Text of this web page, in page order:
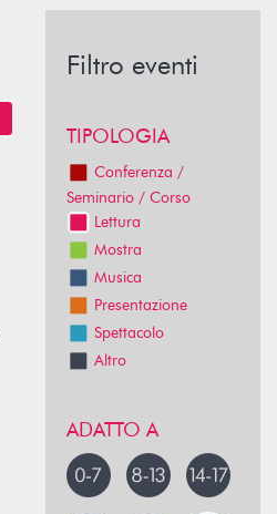
Filtro eventi
TIPOLOGIA
Conferenza /
Seminario / Corso
Lettura
Mostra
Musica
Presentazione
Spettacolo
Altro
ADATTO A